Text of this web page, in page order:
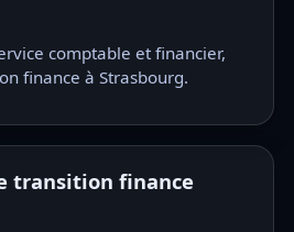
comptable et financier,
finance à Strasbourg.
transition finance